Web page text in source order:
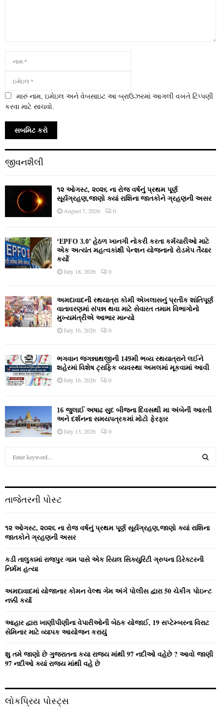
મારું નામ, ઇમેઇલ અને વેબસાઇટ આ બ્રાઉઝરમાં આગલી વખતે ટિપ્પણી
કરવા માટે સાચવો.
જીવનશૈલી
૧૨ ઓગસ્ટ, ૨૦૨૬ ના રોજ વર્ષનું પ્રથમ પૂર્ણ
સૂર્યગ્રહણ,જાણો ક્યાં રાશિના જાતકોને ગ્રહણની અસર
August 7, 2026 0
‘EPFO 3.0’ હેઠળ ખાનગી નોકરી કરતા કર્મચારીઓ માટે
એક અત્યંત મહત્વકાંક્ષી પેન્શન યોજનાનો રોડમેપ તૈયાર
કર્યો
July 18, 2026 0
અમદાવાદની રથયાત્રા કોમી એખલાસનું પ્રતીક શાંતિપૂર્ણ
વાતાવરણમાં સંપન્ન થવા માટે સેવારત તમામ વિભાગોનો
મુખ્યમંત્રીએ આભાર માન્યો
July 16, 2026 0
ભગવાન જગન્નાથજીની 149મી ભવ્ય રથયાત્રાને લઈને
શહેરમાં વિશેષ ટ્રાફિક વ્યવસ્થા અમલમાં મૂકવામાં આવી
July 16, 2026 0
16 જુલાઈ અષાઢ સુદ બીજના દિવસથી મા અંબેની આરતી
અને દર્શનના સમયપત્રકમાં મોટો ફેરફાર
July 13, 2026 0
h
o
r
C
તાજેતરની પોસ્ટ
૧૨ ઓગસ્ટ, ૨૦૨૬ ના રોજ વર્ષનું પ્રથમ પૂર્ણ સૂર્યગ્રહણ,જાણો ક્યાં રાશિના
જાતકોને ગ્રહણની અસર
કડી તાલુકામાં રાજપુર ગામ પાસે એક રિયલ સિક્યુરિટી ગ્રુપના ડિરેક્ટરની
નિર્મમ હત્યા
અમદાવાદમાં યોજાનાર કોમન વેલ્‍થ ગેમ અંગે પોલીસ દ્વારા 50 ચેકીંગ પોઇન્‍ટ
નક્કી કર્યા
આહાર દ્વારા ખાણીપીણીના વેપારીઓની બેઠક યોજાઈ, 19 સપ્ટેમ્બરના વિરાટ
સેમિનાર માટે વ્યાપક આયોજન કરાયું
શુ તમે જાણો છે ગુજરાતના કયા રાજ્ય માંથી 97 નદીઓ વહેછે ? આવો જાણી
97 નદીઓ ક્યાં રાજ્ય માંથી વહે છે
લોકપ્રિય પોસ્ટ્સ